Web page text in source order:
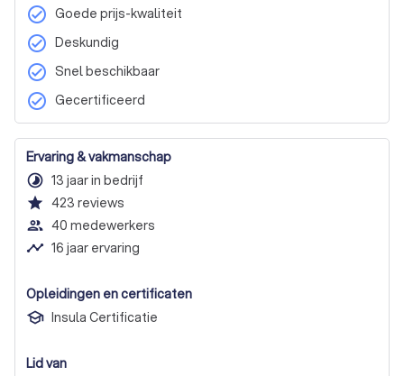
check_circle Goede prijs-kwaliteit
check_circle Deskundig
check_circle Snel beschikbaar
check_circle Gecertificeerd
Ervaring & vakmanschap
timelapse 13 jaar in bedrijf
star 423 reviews
people_outline 40 medewerkers
timeline 16 jaar ervaring
Opleidingen en certificaten
Insula Certificatie
Lid van